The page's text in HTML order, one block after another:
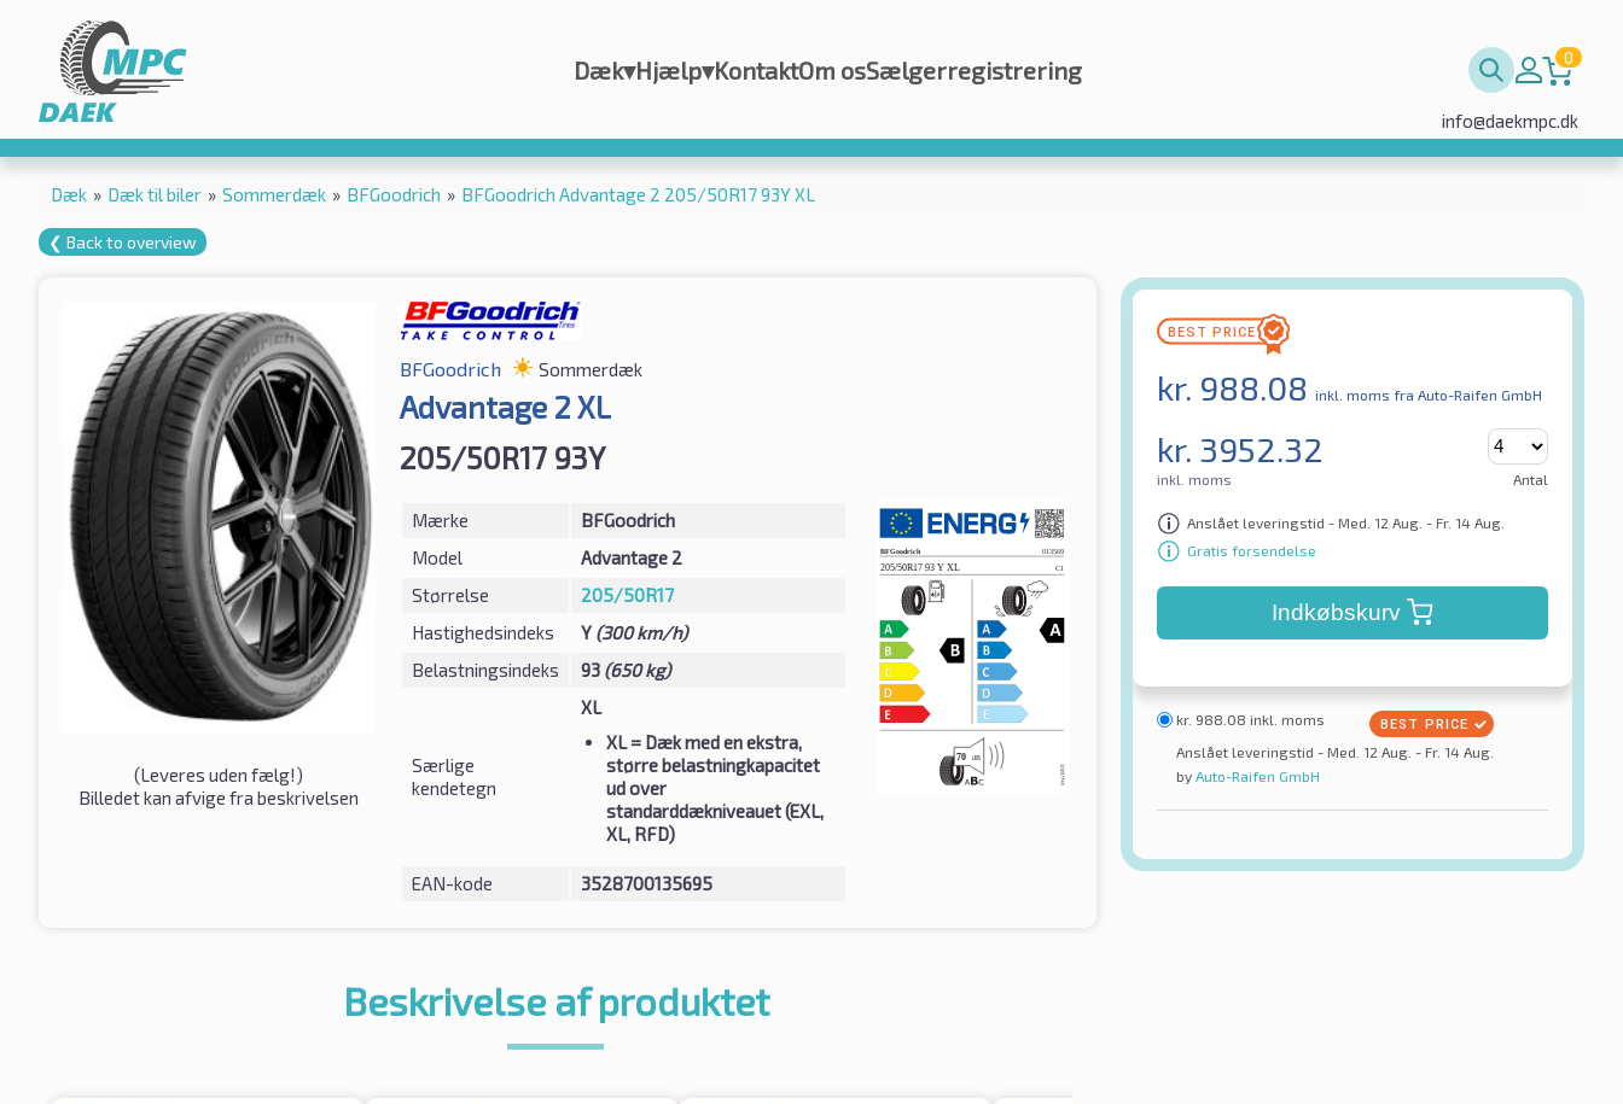
Dæk▾Hjælp▾KontaktOm osSælgerregistrering 0
info@daekmpc.dk
Dæk » Dæk til biler » Sommerdæk » BFGoodrich » BFGoodrich Advantage 2 205/50R17 93Y XL
❮ Back to overview
(Leveres uden fælg!)
Billedet kan afvige fra beskrivelsen
BFGoodrich Sommerdæk
Advantage 2 XL
205/50R17 93Y
Mærke
BFGoodrich
Model
Advantage 2
Størrelse
205/50R17
Hastighedsindeks
Y (300 km/h)
Belastningsindeks
93 (650 kg)
Særlige
kendetegn
XL
XL= Dæk med en ekstra,
større belastningkapacitet
ud over
standarddækniveauet (EXL,
XL, RFD)
EAN-kode 3528700135695
kr. 988.08 inkl. moms fra Auto-Raifen GmbH
kr. 3952.32
inkl. moms Antal
Anslået leveringstid - Med. 12 Aug. - Fr. 14 Aug.
Gratis forsendelse
Indkøbskurv
kr. 988.08 inkl. moms
Anslået leveringstid - Med. 12 Aug. - Fr. 14 Aug.
by Auto-Raifen GmbH
Beskrivelse af produktet